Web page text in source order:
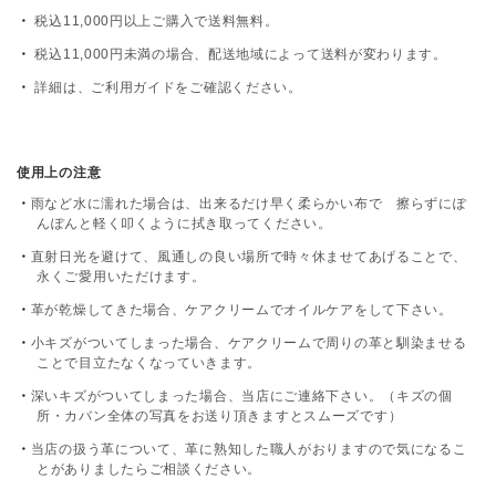
税込11,000円以上ご購入で送料無料。
税込11,000円未満の場合、配送地域によって送料が変わります。
詳細は、 ご利用ガイドをご確認ください。
使用上の注意
雨など水に濡れた場合は、出来るだけ早く柔らかい布で 擦らずにぽ
んぽんと軽く叩くように拭き取ってください。
直射日光を避けて、風通しの良い場所で時々休ませてあげることで、
永くご愛用いただけます。
革が乾燥してきた場合、ケアクリームでオイルケアをして下さい。
小キズがついてしまった場合、ケアクリームで周りの革と馴染ませる
ことで目立たなくなっていきます。
深いキズがついてしまった場合、当店にご連絡下さい。（キズの個
所・カバン全体の写真をお送り頂きますとスムーズです）
当店の扱う革について、革に熟知した職人がおりますので気になるこ
とがありましたらご相談ください。